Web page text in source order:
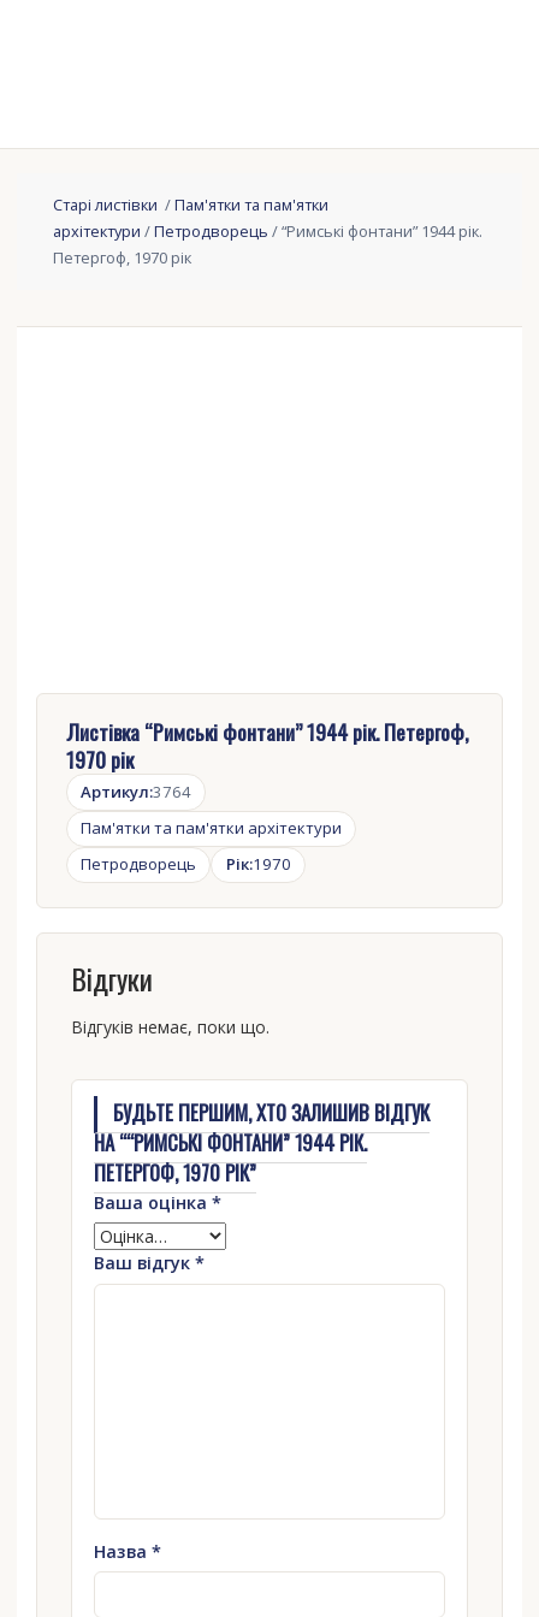
Старі листівки /Пам'ятки та пам'ятки
архітектури /Петродворець / “Римські фонтани” 1944 рік.
Петергоф, 1970 рік
Листівка “Римські фонтани” 1944 рік. Петергоф,
1970 рік
Артикул:3764
Пам'ятки та пам'ятки архітектури
Петродворець
Рік:1970
Відгуки
Відгуків немає, поки що.
БУДЬТЕ ПЕРШИМ, ХТО ЗАЛИШИВ ВІДГУК
НА ““РИМСЬКІ ФОНТАНИ” 1944 РІК.
ПЕТЕРГОФ, 1970 РІК”
Ваша оцінка *
Ваш відгук *
Назва *